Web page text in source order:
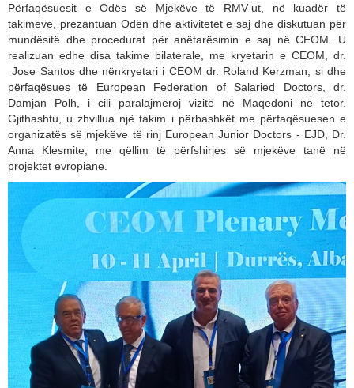
Përfaqësuesit e Odës së Mjekëve të RMV-ut, në kuadër të
takimeve, prezantuan Odën dhe aktivitetet e saj dhe diskutuan për
mundësitë dhe procedurat për anëtarësimin e saj në CEOM. U
realizuan edhe disa takime bilaterale, me kryetarin e CEOM, dr.
Jose Santos dhe nënkryetari i CEOM dr. Roland Kerzman, si dhe
përfaqësues të European Federation of Salaried Doctors, dr.
Damjan Polh, i cili paralajmëroj vizitë në Maqedoni në tetor.
Gjithashtu, u zhvillua një takim i përbashkët me përfaqësuesen e
organizatës së mjekëve të rinj European Junior Doctors - EJD, Dr.
Anna Klesmite, me qëllim të përfshirjes së mjekëve tanë në
projektet evropiane.